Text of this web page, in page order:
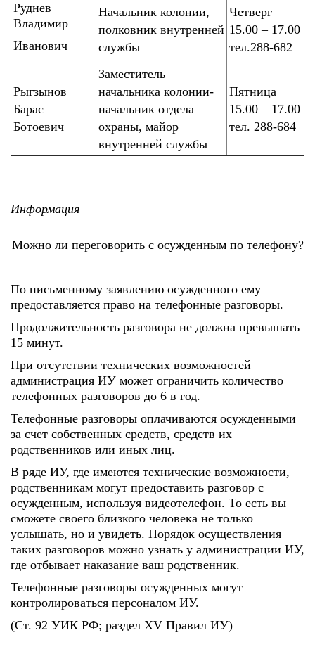
Руднев
Владимир
Иванович
Начальник колонии,
полковник внутренней
службы
Четверг
15.00 – 17.00
тел.288-682
Рыгзынов
Барас
Ботоевич
Заместитель
начальника колонии-
начальник отдела
охраны, майор
внутренней службы
Пятница
15.00 – 17.00
тел. 288-684
Информация
Можно ли переговорить с осужденным по телефону?
По письменному заявлению осужденного ему
предоставляется право на телефонные разговоры.
Продолжительность разговора не должна превышать
15 минут.
При отсутствии технических возможностей
администрация ИУ может ограничить количество
телефонных разговоров до 6 в год.
Телефонные разговоры оплачиваются осужденными
за счет собственных средств, средств их
родственников или иных лиц.
В ряде ИУ, где имеются технические возможности,
родственникам могут предоставить разговор с
осужденным, используя видеотелефон. То есть вы
сможете своего близкого человека не только
услышать, но и увидеть. Порядок осуществления
таких разговоров можно узнать у администрации ИУ,
где отбывает наказание ваш родственник.
Телефонные разговоры осужденных могут
контролироваться персоналом ИУ.
(Ст. 92 УИК РФ; раздел XV Правил ИУ)